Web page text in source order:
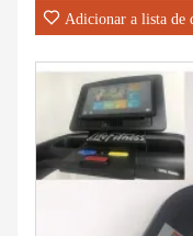
Adicionar a lista de